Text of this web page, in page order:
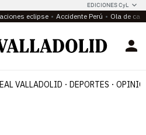
EDICIONES CyL
eclipse Accidente Perú Ola de
VALLADOLID DEPORTES